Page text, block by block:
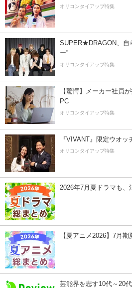
オリコンタイアップ特集
SUPER★DRAGON、自
ー”
オリコンタイアップ特集
【驚愕】メーカー社員
PC
オリコンタイアップ特集
『VIVANT』限定ウオ
オリコンタイアップ特集
2026年7月夏ドラマも、
【夏アニメ2026】7月
芸能界を志す10代～20